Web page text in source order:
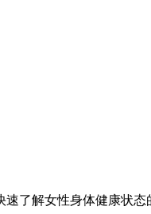
了解女性身体健康状态